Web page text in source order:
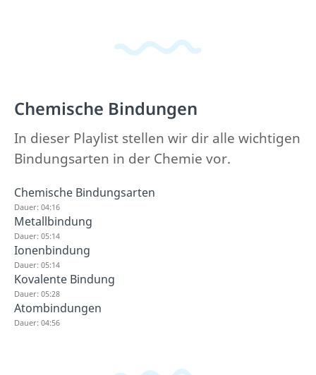
Chemische Bindungen
In dieser Playlist stellen wir dir alle wichtigen
Bindungsarten in der Chemie vor.
Chemische Bindungsarten
Dauer: 04:16
Metallbindung
Dauer: 05:14
Ionenbindung
Dauer: 05:14
Kovalente Bindung
Dauer: 05:28
Atombindungen
Dauer: 04:56